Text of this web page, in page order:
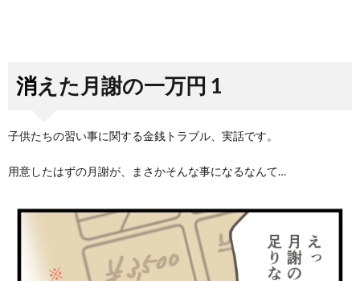
消えた月謝の一万円 1
子供たちの習い事に関する金銭トラブル、実話です。
用意したはずの月謝が、まさかそんな事になるなんて…